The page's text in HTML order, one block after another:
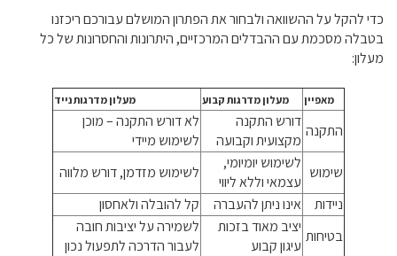
כדי להקל על ההשוואה ולבחור את הפתרון המושלם עבורכם ריכזנו
בטבלה מסכמת עם ההבדלים המרכזיים, היתרונות והחסרונות של כל
מעלון:
מאפיין מעלון מדרגות קבוע מעלון מדרגות נייד
התקנה
דורש התקנה
מקצועית וקבועה
לא דורש התקנה – מוכן
לשימוש מיידי
שימוש
לשימוש יומיומי,
עצמאי וללא ליווי
לשימוש מזדמן, דורש מלווה
ניידות
אינו ניתן להעברה
קל להובלה ולאחסון
בטיחות
י ציב מאוד בזכות
עיגון קבוע
לשמירה על יציבות חובה
לעבור הדרכה לתפעול נכון